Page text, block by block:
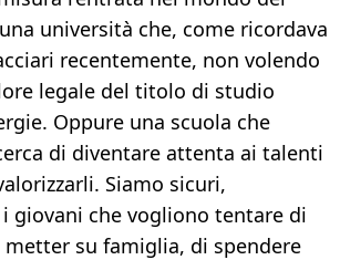
università che, come ricordava
recentemente, non volendo
legale del titolo di studio
Oppure una scuola che
di diventare attenta ai talenti
Siamo sicuri,
giovani che vogliono tentare di
su famiglia, di spendere